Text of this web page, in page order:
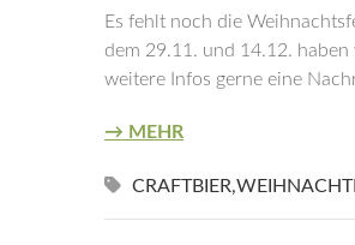
Es fehlt noch die
dem 29.11. und 14.12.
weitere Infos gerne eine
→ MEHR
CRAFTBIER,